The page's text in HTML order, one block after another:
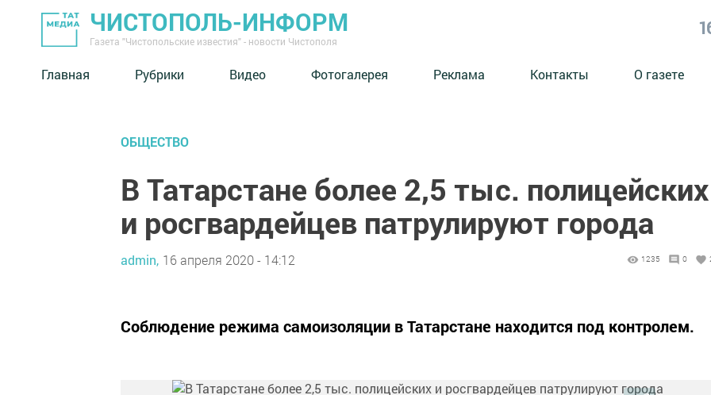
ЧИСТОПОЛЬ-ИНФОРМ
Газета "Чистопольские известия" - новости Чистополя
Главная Рубрики Видео Фотогалерея Реклама Контакты О газете
ОБЩЕСТВО
В Татарстане более 2,5 тыс. полицейских
и росгвардейцев патрулируют города
admin, 16 апреля 2020 - 14:12 1235 0
Соблюдение режима самоизоляции в Татарстане находится под контролем.